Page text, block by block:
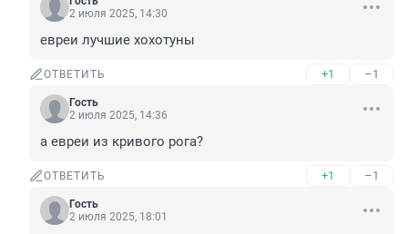
2 июля 2025, 14:30
евреи лучшие хохотуны
ОТВЕТИТЬ +1 –1
Гость
2 июля 2025, 14:36
а евреи из кривого рога?
ОТВЕТИТЬ +1 –1
Гость
2 июля 2025, 18:01